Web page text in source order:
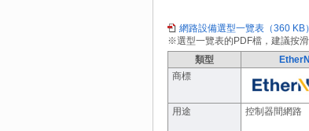
網路設備選型一覽表（360 KB）
※選型一覽表的PDF檔，建議按
類型
商標
用途 控制器間網路